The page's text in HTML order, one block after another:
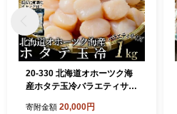
20-330 北海道オホーツク海
産ホタテ玉冷バラエティサイ
い
寄附金額 20,000円